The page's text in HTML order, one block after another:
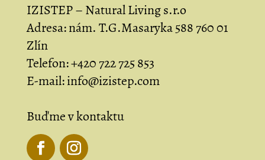
IZISTEP – Natural Living s.r.o
Adresa:nám. T.G.Masaryka 588 760 01
Zlín
Telefon:+420 722 725 853
E-mail:info@izistep.com
Buďme v kontaktu